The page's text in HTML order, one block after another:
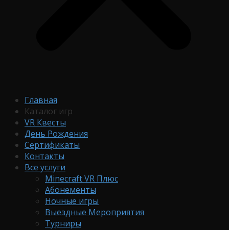
Главная
Каталог игр
VR Квесты
День Рождения
Сертификаты
Контакты
Все услуги
Minecraft VR Плюс
Абонементы
Ночные игры
Выездные Мероприятия
Турниры